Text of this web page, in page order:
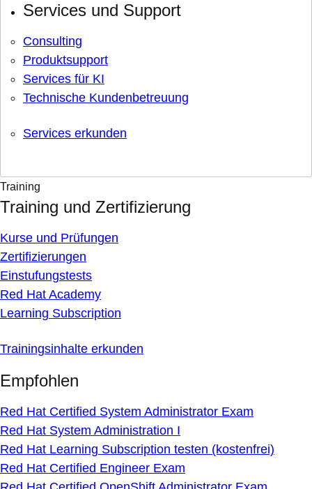
Services und Support
Consulting
Produktsupport
Services für KI
Technische Kundenbetreuung
Services erkunden
Training
Training und Zertifizierung
Kurse und Prüfungen
Zertifizierungen
Einstufungstests
Red Hat Academy
Learning Subscription
Trainingsinhalte erkunden
Empfohlen
Red Hat Certified System Administrator Exam
Red Hat System Administration I
Red Hat Learning Subscription testen (kostenfrei)
Red Hat Certified Engineer Exam